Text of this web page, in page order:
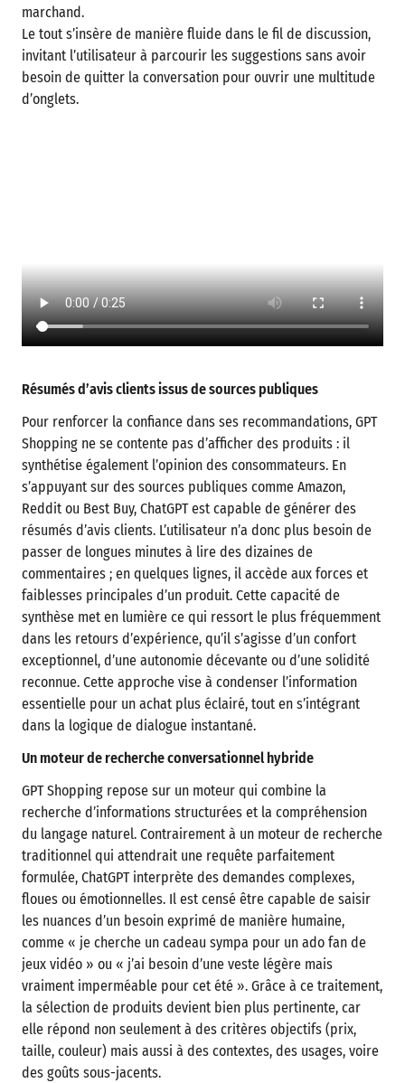
marchand.
Le tout s’insère de manière fluide dans le fil de discussion,
invitant l’utilisateur à parcourir les suggestions sans avoir
besoin de quitter la conversation pour ouvrir une multitude
d’onglets.
Résumés d’avis clients issus de sources publiques
Pour renforcer la confiance dans ses recommandations, GPT
Shopping ne se contente pas d’afficher des produits : il
synthétise également l’opinion des consommateurs. En
s’appuyant sur des sources publiques comme Amazon,
Reddit ou Best Buy, ChatGPT est capable de générer des
résumés d’avis clients. L’utilisateur n’a donc plus besoin de
passer de longues minutes à lire des dizaines de
commentaires ; en quelques lignes, il accède aux forces et
faiblesses principales d’un produit. Cette capacité de
synthèse met en lumière ce qui ressort le plus fréquemment
dans les retours d’expérience, qu’il s’agisse d’un confort
exceptionnel, d’une autonomie décevante ou d’une solidité
reconnue. Cette approche vise à condenser l’information
essentielle pour un achat plus éclairé, tout en s’intégrant
dans la logique de dialogue instantané.
Un moteur de recherche conversationnel hybride
GPT Shopping repose sur un moteur qui combine la
recherche d’informations structurées et la compréhension
du langage naturel. Contrairement à un moteur de recherche
traditionnel qui attendrait une requête parfaitement
formulée, ChatGPT interprète des demandes complexes,
floues ou émotionnelles. Il est censé être capable de saisir
les nuances d’un besoin exprimé de manière humaine,
comme « je cherche un cadeau sympa pour un ado fan de
jeux vidéo » ou « j’ai besoin d’une veste légère mais
vraiment imperméable pour cet été ». Grâce à ce traitement,
la sélection de produits devient bien plus pertinente, car
elle répond non seulement à des critères objectifs (prix,
taille, couleur) mais aussi à des contextes, des usages, voire
des goûts sous-jacents.